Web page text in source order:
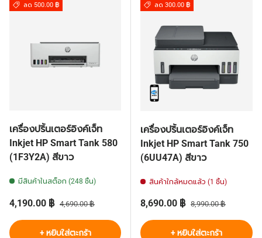
ลด 500.00 ฿
เครื่องปริ้นเตอร์อิงค์เจ็ท
Inkjet HP Smart Tank 580
(1F3Y2A) สีขาว
มีสินค้าในสต็อก (248 ชิ้น)
ราคาส่วนลด
4,190.00 ฿ ราคาปกติ
4,690.00 ฿
+ หยิบใส่ตะกร้า
ลด 300.00 ฿
เครื่องปริ้นเตอร์อิงค์เจ็ท
Inkjet HP Smart Tank 750
(6UU47A) สีขาว
สินค้าใกล้หมดแล้ว (1 ชิ้น)
ราคาส่วนลด
8,690.00 ฿ ราคาปกติ
8,990.00 ฿
+ หยิบใส่ตะกร้า